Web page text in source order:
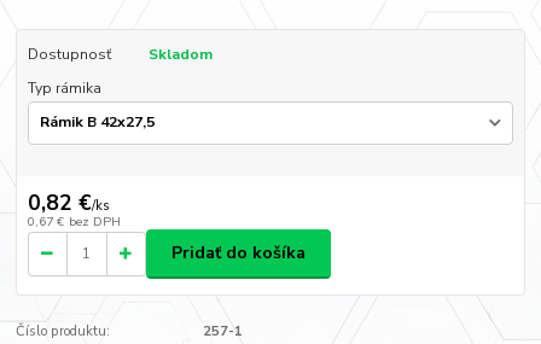
Dostupnosť
Skladom
Typ rámika
0,82 €/ks
0,67 € bez DPH
Pridať do košíka
Číslo produktu: 257-1